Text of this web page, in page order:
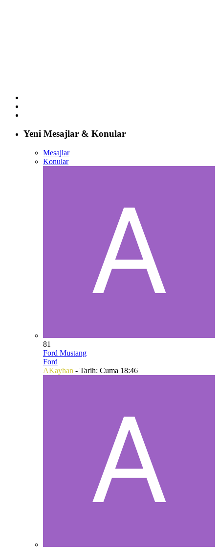
Yeni Mesajlar & Konular
Mesajlar
Konular
81
Ford Mustang
Ford
AKayhan - Tarih: Cuma 18:46